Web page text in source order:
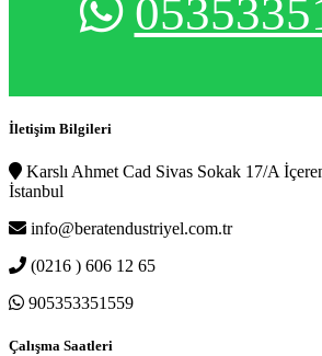
İletişim Bilgileri
Karslı Ahmet Cad Sivas Sokak 17/A
İstanbul
info@beratendustriyel.com.tr
(0216 ) 606 12 65
905353351559
Çalışma Saatleri